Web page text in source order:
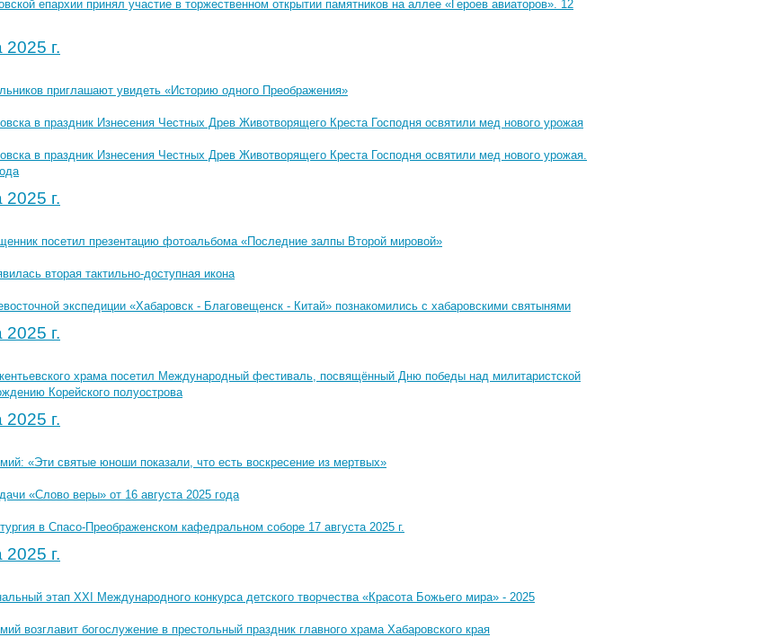
епархии принял участие в торжественном открытии памятников на аллее «Героев авиаторов». 12
2025 г.
приглашают увидеть «Историю одного Преображения»
в праздник Изнесения Честных Древ Животворящего Креста Господня освятили мед нового урожая
в праздник Изнесения Честных Древ Животворящего Креста Господня освятили мед нового урожая.
2025 г.
посетил презентацию фотоальбома «Последние залпы Второй мировой»
вторая тактильно-доступная икона
экспедиции «Хабаровск - Благовещенск - Китай» познакомились с хабаровскими святынями
2025 г.
храма посетил Международный фестиваль, посвящённый Дню победы над милитаристской
Корейского полуострова
2025 г.
«Эти святые юноши показали, что есть воскресение из мертвых»
«Слово веры» от 16 августа 2025 года
в Спасо-Преображенском кафедральном соборе 17 августа 2025 г.
2025 г.
этап XХI Международного конкурса детского творчества «Красота Божьего мира» - 2025
возглавит богослужение в престольный праздник главного храма Хабаровского края